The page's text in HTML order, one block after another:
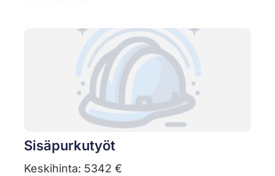
Sisäpurkutyöt
Keskihinta: 5342 €